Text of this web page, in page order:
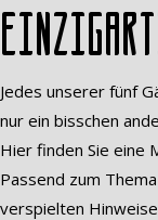
Jedes unserer fünf
nur ein bisschen
Hier finden Sie eine
Passend zum
verspielten